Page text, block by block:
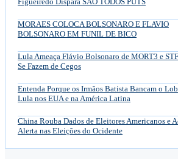
MORAES COLOCA BOLSONARO E FLAVIO
BOLSONARO EM FUNIL DE BICO
Lula Ameaça Flávio Bolsonaro de MORT3 e
Se Fazem de Cegos
Entenda Porque os Irmãos Batista Bancam o
Lula nos EUA e na América Latina
China Rouba Dados de Eleitores Americanos e
Alerta nas Eleições do Ocidente